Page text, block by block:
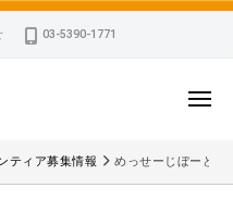
03-5390-1771
メ
ー
ティア募集情報 めっせーじぼーど（
ー